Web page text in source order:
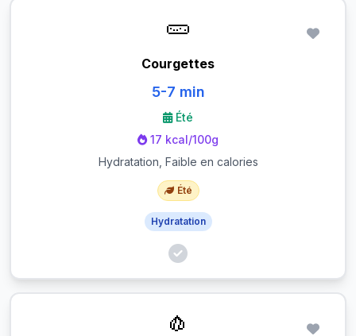
🥒
Courgettes
5-7 min
Été
17 kcal/100g
Hydratation, Faible en calories
Été
Hydratation
🧄